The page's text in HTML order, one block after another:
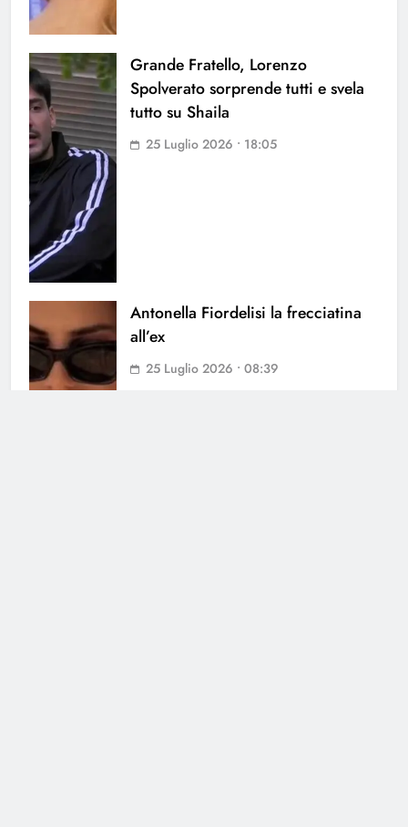
Grande Fratello, Lorenzo
Spolverato sorprende tutti e svela
tutto su Shaila
25 Luglio 2026 • 18:05
Antonella Fiordelisi la frecciatina
all’ex
25 Luglio 2026 • 08:39